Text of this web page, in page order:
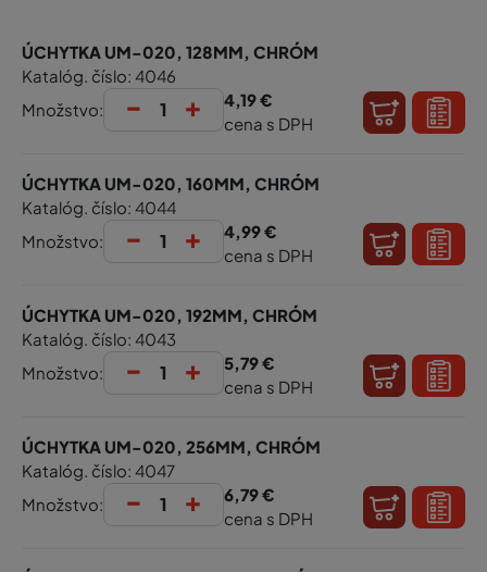
ÚCHYTKA UM-020, 128MM, CHRÓM
Katalóg. číslo: 4046
Množstvo:
- +
4,19 €
cena s DPH
ÚCHYTKA UM-020, 160MM, CHRÓM
Katalóg. číslo: 4044
Množstvo:
- +
4,99 €
cena s DPH
ÚCHYTKA UM-020, 192MM, CHRÓM
Katalóg. číslo: 4043
Množstvo:
- +
5,79 €
cena s DPH
ÚCHYTKA UM-020, 256MM, CHRÓM
Katalóg. číslo: 4047
Množstvo:
- +
6,79 €
cena s DPH